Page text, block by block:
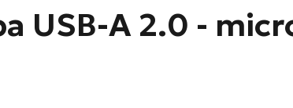
USB-A 2.0 -